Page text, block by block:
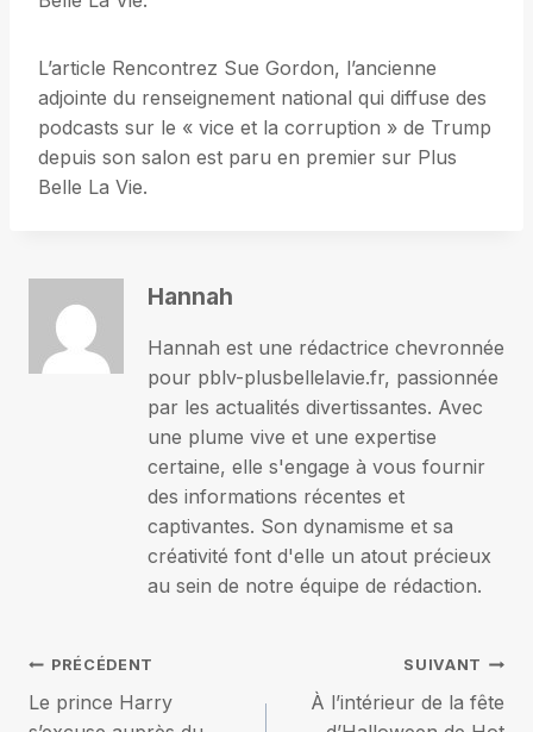
L’article Rencontrez Sue Gordon, l’ancienne
adjointe du renseignement national qui diffuse des
podcasts sur le « vice et la corruption » de Trump
depuis son salon est paru en premier sur Plus
Belle La Vie.
Hannah
Hannah est une rédactrice chevronnée
pour pblv-plusbellelavie.fr, passionnée
par les actualités divertissantes. Avec
une plume vive et une expertise
certaine, elle s'engage à vous fournir
des informations récentes et
captivantes. Son dynamisme et sa
créativité font d'elle un atout précieux
au sein de notre équipe de rédaction.
Navigation
PRÉCÉDENT
Le prince Harry
SUIVANT
À l’intérieur de la fête